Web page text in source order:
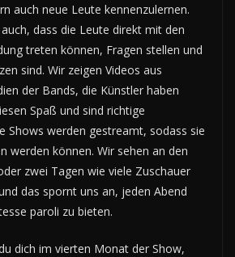
auch neue Leute kennenzulernen.
dass die Leute direkt mit den
treten können, Fragen stellen und
sind. Wir zeigen Videos aus
der Bands, die Künstler haben
Spaß und sind richtige
Shows werden gestreamt, sodass sie
werden können. Wir sehen an den
zwei Tagen wie viele Zuschauer
das spornt uns an, jeden Abend
paroli zu bieten.
dich im vierten Monat der Show,